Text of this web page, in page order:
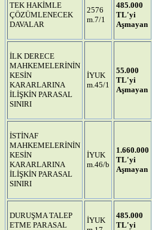
TEK HAKİMLE
ÇÖZÜMLENECEK
DAVALAR
2576
m.7/1
485.000
TL'yi
Aşmayan
İLK DERECE
MAHKEMELERİNİN
KESİN
KARARLARINA
İLİŞKİN PARASAL
SINIRI
İYUK
m.45/1
55.000
TL'yi
Aşmayan
İSTİNAF
MAHKEMELERİNİN
KESİN
KARARLARINA
İLİŞKİN PARASAL
SINIRI
İYUK
m.46/b
1.660.000
TL'yi
Aşmayan
DURUŞMA TALEP
ETME PARASAL
İYUK
485.000
TL'yi